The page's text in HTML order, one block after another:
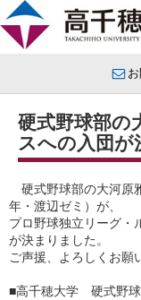
硬式野球部の
スへの入団が
硬式野球部の大河原
年・渡辺ゼミ）が、
プロ野球独立リーグ・
が決まりました。
ご声援、よろしくお願
■高千穂大学 硬式野球